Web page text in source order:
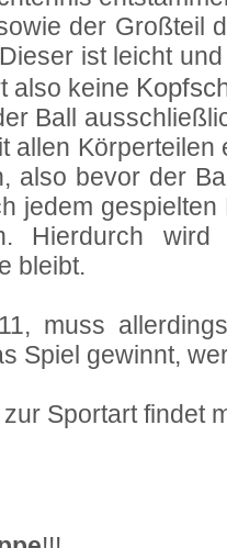
der Großteil
ist leicht
also keine
Ball
allen
also bevor der
jedem
Hierdurch
bleibt.
muss
Spiel gewinnt,
Sportart findet